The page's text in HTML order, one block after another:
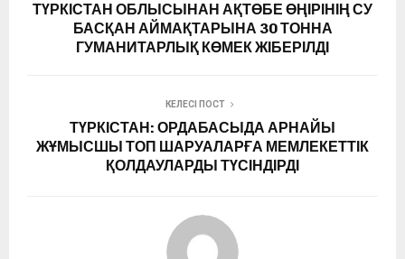
ТҮРКІСТАН ОБЛЫСЫНАН АҚТӨБЕ ӨҢІРІНІҢ СУ
БАСҚАН АЙМАҚТАРЫНА 30 ТОННА
ГУМАНИТАРЛЫҚ КӨМЕК ЖІБЕРІЛДІ
КЕЛЕСІ ПОСТ
ТҮРКІСТАН: ОРДАБАСЫДА АРНАЙЫ
ЖҰМЫСШЫ ТОП ШАРУАЛАРҒА МЕМЛЕКЕТТІК
ҚОЛДАУЛАРДЫ ТҮСІНДІРДІ